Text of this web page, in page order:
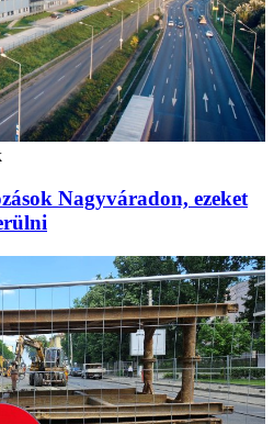
Nagyváradon, ezeket